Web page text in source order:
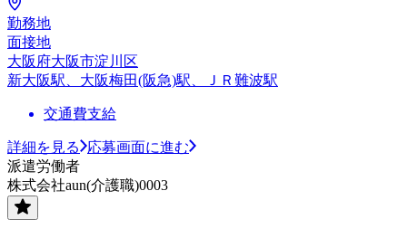
勤務地
面接地
大阪府大阪市淀川区
新大阪駅、大阪梅田(阪急)駅、ＪＲ難波駅
交通費支給
詳細を見る
応募画面に進む
派遣労働者
株式会社aun(介護職)0003